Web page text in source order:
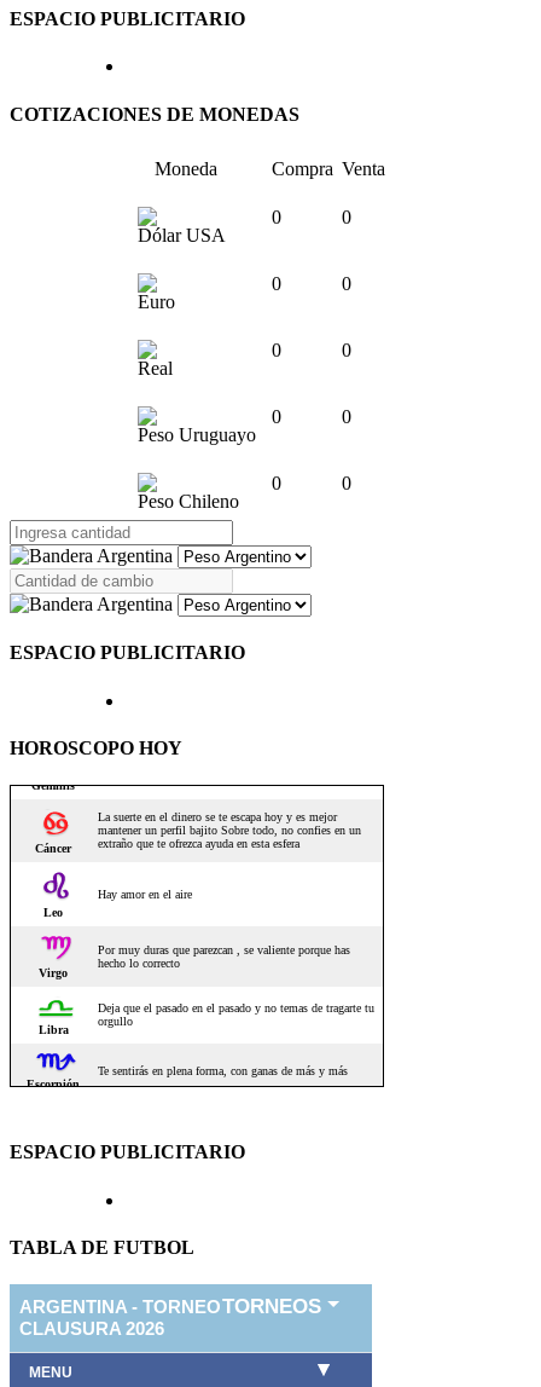
ESPACIO PUBLICITARIO
COTIZACIONES DE MONEDAS
Moneda Compra Venta
Dólar USA
0 0
Euro
0 0
Real
0 0
Peso Uruguayo
0 0
Peso Chileno
0 0
ESPACIO PUBLICITARIO
HOROSCOPO HOY
ESPACIO PUBLICITARIO
TABLA DE FUTBOL